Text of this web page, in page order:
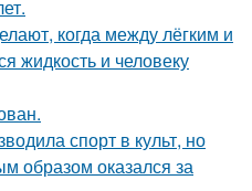
когда между лёгким и
жидкость и человеку
спорт в культ, но
образом оказался за